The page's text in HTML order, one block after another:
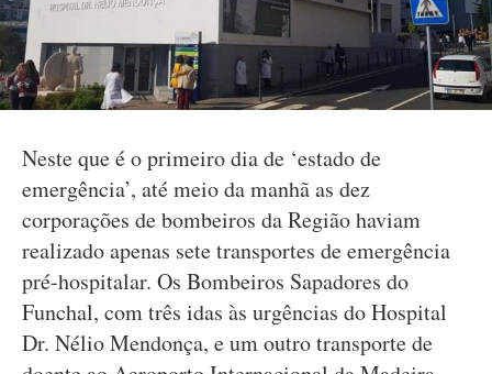
Neste que é o primeiro dia de ‘estado de
emergência’, até meio da manhã as dez
corporações de bombeiros da Região haviam
realizado apenas sete transportes de emergência
pré-hospitalar. Os Bombeiros Sapadores do
Funchal, com três idas às urgências do Hospital
Dr. Nélio Mendonça, e um outro transporte de